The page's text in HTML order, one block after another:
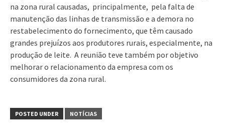
na zona rural causadas, principalmente, pela falta de
manutenção das linhas de transmissão e a demora no
restabelecimento do fornecimento, que têm causado
grandes prejuízos aos produtores rurais, especialmente, na
produção de leite. A reunião teve também por objetivo
melhorar o relacionamento da empresa com os
consumidores da zona rural.
POSTED UNDER NOTÍCIAS